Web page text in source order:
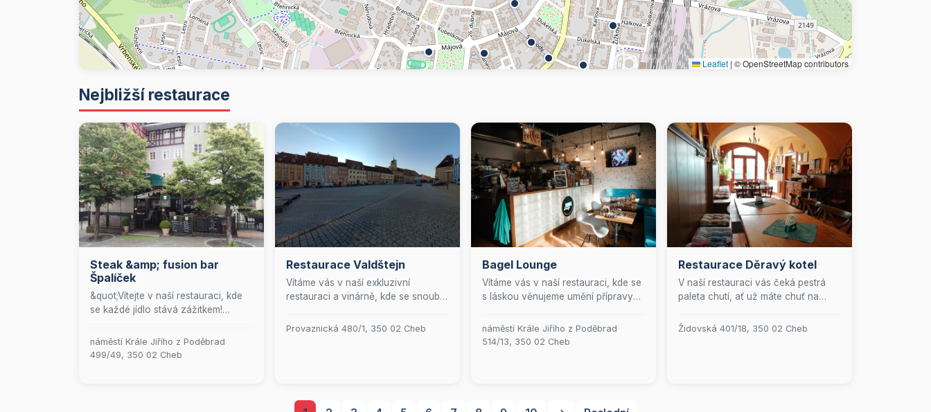
Leaflet | © OpenStreetMap contributors
Nejbližší restaurace
Steak &amp; fusion bar
Špalíček
&quot;Vítejte v naší restauraci, kde
se každé jídlo stává zážitkem!
pokrmech připravených s láskou a
vášní. Naše přátelská obsluha se
náměstí Krále Jiřího z Poděbrad
499/49, 350 02 Cheb
Restaurace Valdštejn
Vítáme vás v naší exkluzivní
restauraci a vinárně, kde se snoubí
výběrem vín. U nás zažijete
Provaznická 480/1, 350 02 Cheb
Bagel Lounge
Vítáme vás v naší restauraci, kde se
s láskou věnujeme umění přípravy
obohaceno o čerstvé saláty a
pečlivě vybrané nápoje, které
abychom vám mohli přinést naše
náměstí Krále Jiřího z Poděbrad
514/13, 350 02 Cheb
Restaurace Děravý kotel
V naší restauraci vás čeká pestrá
paleta chutí, ať už máte chuť na
Užijte si pohodové posezení na naší
Židovská 401/18, 350 02 Cheb